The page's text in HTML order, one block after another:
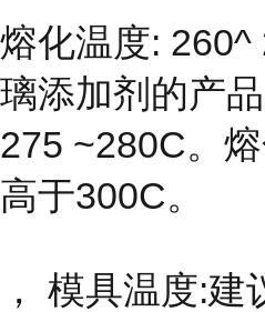
熔化温度: 260^
璃添加剂的产
275 ~280C。
高于300C。
， 模具温度: